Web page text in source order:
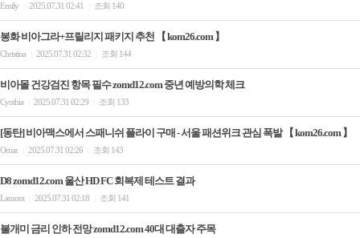
Emily 2025.07.31 02:41 조회 140
봉화 비아그라+프릴리지 패키지 추천 【 kom26.com 】
Christina 2025.07.31 02:32 조회 144
비아몰 건강검진 항목 필수 zomd12.com 중년 예방의학 체크
Cynthia 2025.07.31 02:29 조회 133
[동탄] 비아맥스에서 스패니쉬 플라이 구매 - 서울 패션위크 관심 폭발 【 kom26.com 】
Omar 2025.07.31 02:26 조회 143
D8 zomd12.com 울산 HD FC 회복제 테스트 결과
Lamont 2025.07.31 02:18 조회 141
불개미 금리 인하 전망 zomd12.com 40대 대출자 주목